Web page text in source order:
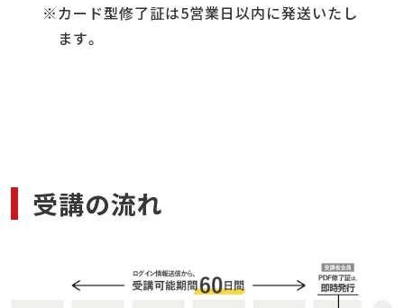
カード型修了証は5営業日以内に発送いたし
ます。
受講の流れ